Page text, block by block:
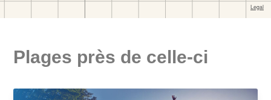
Plages près de celle-ci